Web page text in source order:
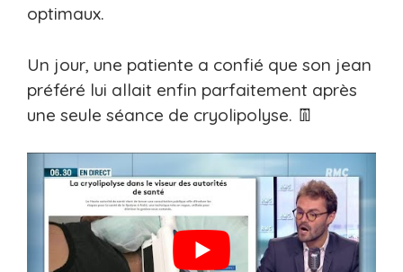
optimaux.
Un jour, une patiente a confié que son jean
préféré lui allait enfin parfaitement après
une seule séance de cryolipolyse. 👖